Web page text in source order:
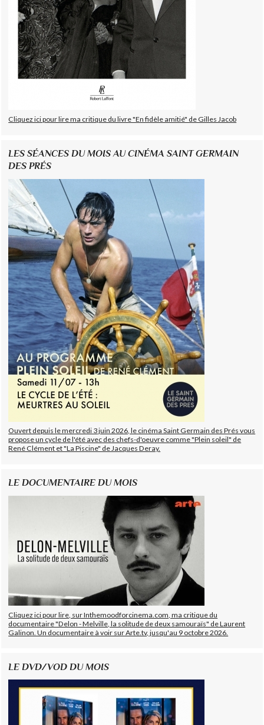
Cliquez ici pour lire ma critique du livre "En fidèle amitié" de Gilles Jacob
LES SÉANCES DU MOIS AU CINÉMA SAINT GERMAIN
DES PRÉS
Ouvert depuis le mercredi 3 juin 2026, le cinéma Saint Germain des Prés vous
propose un cycle de l'été avec des chefs-d'oeuvre comme "Plein soleil" de
René Clément et "La Piscine" de Jacques Deray.
LE DOCUMENTAIRE DU MOIS
Cliquez ici pour lire, sur Inthemoodforcinema.com, ma critique du
documentaire "Delon - Melville, la solitude de deux samouraïs" de Laurent
Galinon. Un documentaire à voir sur Arte.tv, jusqu'au 9 octobre 2026.
LE DVD/VOD DU MOIS